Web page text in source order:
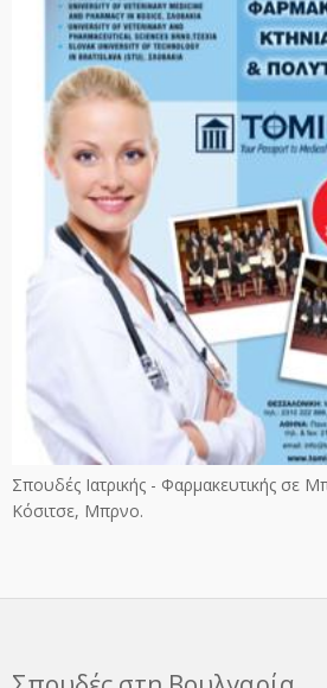
Σπουδές Ιατρικής - Φαρμακευτικής σε
Κόσιτσε, Μπρνο.